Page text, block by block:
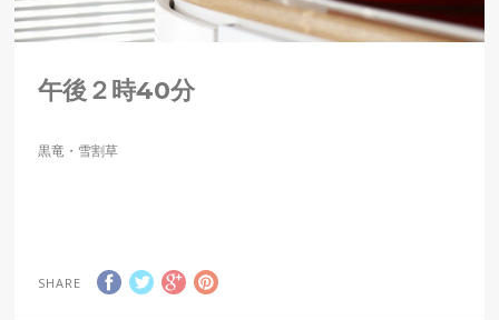
午後２時40分
黒竜・雪割草
SHARE